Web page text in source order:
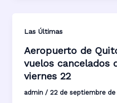
Las Últimas
Aeropuerto de
vuelos cancelados
viernes 22
admin / 22 de septiembre de